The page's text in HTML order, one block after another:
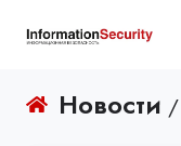
Новости /